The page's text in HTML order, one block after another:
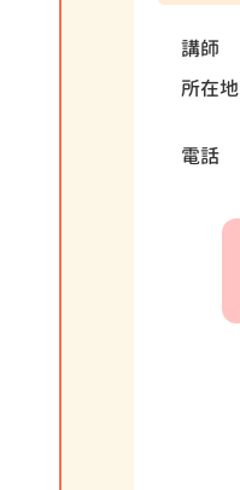
講師
所在地
電話